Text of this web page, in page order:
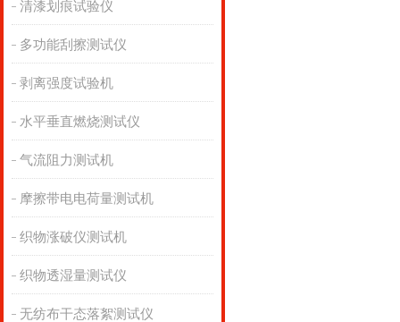
清漆划痕试验仪
多功能刮擦测试仪
剥离强度试验机
水平垂直燃烧测试仪
气流阻力测试机
摩擦带电电荷量测试机
织物涨破仪测试机
织物透湿量测试仪
无纺布干态落絮测试仪